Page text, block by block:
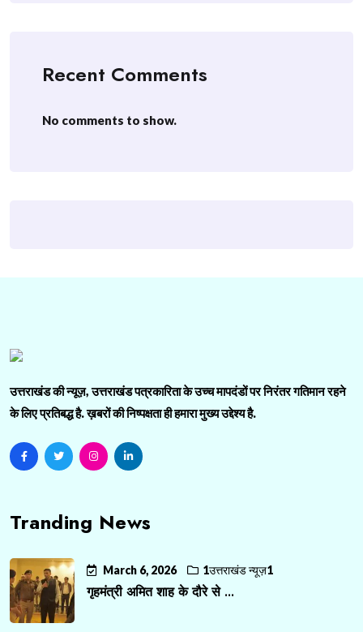
Recent Comments
No comments to show.
उत्तराखंड की न्यूज़, उत्तराखंड पत्रकारिता के उच्च मापदंडों पर निरंतर गतिमान रहने
के लिए प्रतिबद्ध है. ख़बरों की निष्पक्षता ही हमारा मुख्य उद्देश्य है.
Tranding News
March 6, 2026 1उत्तराखंड न्यूज़1
गृहमंत्री अमित शाह के दौरे से ...